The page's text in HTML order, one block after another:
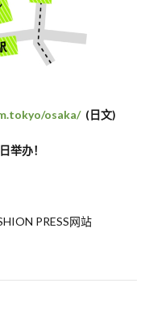
osaka/(日文)
举办！
PRESS网站